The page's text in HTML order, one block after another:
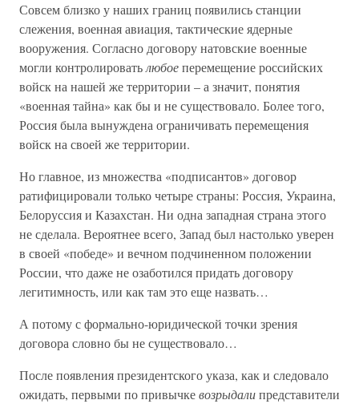
Совсем близко у наших границ появились станции
слежения, военная авиация, тактические ядерные
вооружения. Согласно договору натовские военные
могли контролироватьлюбоеперемещение российских
войск на нашей же территории – а значит, понятия
«военная тайна» как бы и не существовало. Более того,
Россия была вынуждена ограничивать перемещения
войск на своей же территории.
Но главное, из множества «подписантов» договор
ратифицировали только четыре страны: Россия, Украина,
Белоруссия и Казахстан. Ни одна западная страна этого
не сделала. Вероятнее всего, Запад был настолько уверен
в своей «победе» и вечном подчиненном положении
России, что даже не озаботился придать договору
легитимность, или как там это еще назвать…
А потому с формально-юридической точки зрения
договора словно бы не существовало…
После появления президентского указа, как и следовало
ожидать, первыми по привычкевозрыдалипредставители